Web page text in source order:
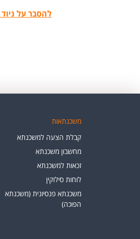
להסבר על
משכנתאות
קבלת הצעה למשכנתא
מחשבון משכנתא
זכאות למשכנתא
לוחות סילוקין
משכנתא פנסיונית (משכנתא
הפוכה)